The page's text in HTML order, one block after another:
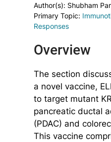
Author(s): Shubham
Primary Topic:
Responses
Overview
The section
a novel vaccine,
to target mutant
pancreatic ductal
(PDAC) and
This vaccine